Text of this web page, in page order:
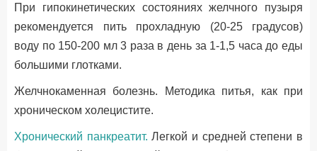
При гипокинетических состояниях желчного пузыря
рекомендуется пить прохладную (20-25 градусов)
воду по 150-200 мл 3 раза в день за 1-1,5 часа до еды
большими глотками.
Желчнокаменная болезнь. Методика питья, как при
хроническом холецистите.
Хронический панкреатит. Легкой и средней степени в